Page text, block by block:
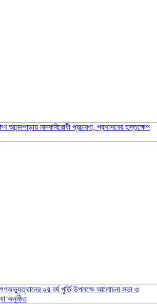
আনন্দপাড়ায় মাদকবিরোধী প্রচারণা, প্রশাসনের হস্তক্ষেপ
২য় বর্ষ পূর্তি উপলক্ষে আলোচনা সভা ও
অনুষ্ঠিত